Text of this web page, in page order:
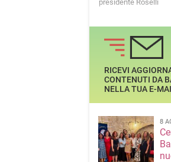
presidente Roselli
RICEVI
CONTENUTI DA
NELLA TUA E-
8